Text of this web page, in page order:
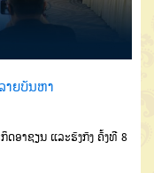
າຍບັນຫາ
ອາຊຽນ ແລະຮົງກົງ ຄັ້ງທີ 8